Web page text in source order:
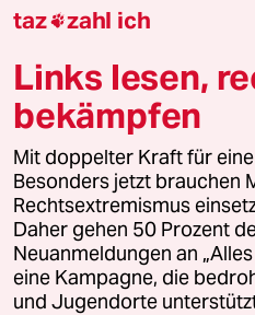
panterstiftung
panterpreis 2026
Podcast
bundestalk
fernverbindung
taz zahl ich
Links lesen,
bekämpfen
Mit doppelter Kraft für
Besonders jetzt brauchen
Rechtsextremismus
Daher gehen 50 Prozent
Neuanmeldungen an
eine Kampagne, die
und Jugendorte